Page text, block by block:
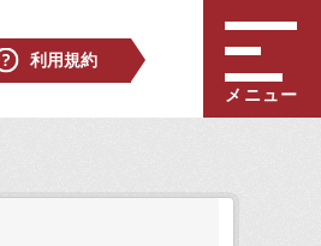
利用規約
メニュー